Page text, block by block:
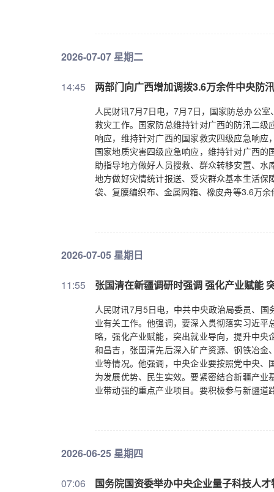
2026-07-07 星期二
14:45 两部门向广西增加调拨3.6万余件中央防
人民财讯7月7日电，7月7日，国家防总办公
救灾工作。国家防总维持针对广西的防汛二
响应，维持针对广西的国家救灾四级应急响
国家地质灾害四级应急响应，维持针对广西
助指导地方做好人员搜救、群众转移安置、
地方做好灾情统计报送、受灾群众基本生活
袋、复膜编织布、金属网箱、橡皮舟等3.6万
2026-07-05 星期日
11:55 张国清在新疆调研时强调 强化产业赋能
人民财讯7月5日电，中共中央政治局委员、
业有关工作。他强调，要深入贯彻落实习近
略，强化产业赋能，突出就业导向，提升中
和昌吉，张国清先后深入矿产资源、钢铁冶
业等情况。他强调，中央企业要按照党中央
为发展优势、民生实效。要紧密结合新疆产
业带动强的重点产业项目。要积极参与新疆
农副产品深加工等劳动密集型产业，促进服
技能培训和就业帮扶，组织开展校企合作和订
2026-06-25 星期四
07:06 国务院国资委举办中央企业量子科技人才